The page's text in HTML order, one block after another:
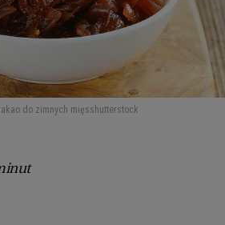
do zimnych mięsshutterstock